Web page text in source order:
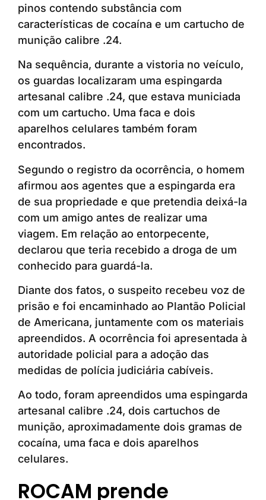
pinos contendo substância com
características de cocaína e um cartucho de
munição calibre .24.
Na sequência, durante a vistoria no veículo,
os guardas localizaram uma espingarda
artesanal calibre .24, que estava municiada
com um cartucho. Uma faca e dois
aparelhos celulares também foram
encontrados.
Segundo o registro da ocorrência, o homem
afirmou aos agentes que a espingarda era
de sua propriedade e que pretendia deixá-la
com um amigo antes de realizar uma
viagem. Em relação ao entorpecente,
declarou que teria recebido a droga de um
conhecido para guardá-la.
Diante dos fatos, o suspeito recebeu voz de
prisão e foi encaminhado ao Plantão Policial
de Americana, juntamente com os materiais
apreendidos. A ocorrência foi apresentada à
autoridade policial para a adoção das
medidas de polícia judiciária cabíveis.
Ao todo, foram apreendidos uma espingarda
artesanal calibre .24, dois cartuchos de
munição, aproximadamente dois gramas de
cocaína, uma faca e dois aparelhos
celulares.
ROCAM prende